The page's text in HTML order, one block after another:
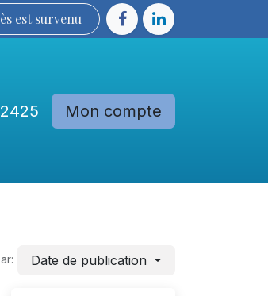
est sur​​​​​​​​ve​nu​​​​​​​​​​
Mon compte
Date de publication